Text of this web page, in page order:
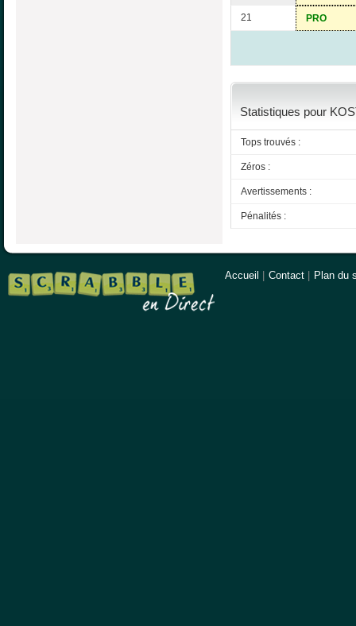
21 PRO
Statistiques pour
Tops trouvés :
Zéros :
Avertissements :
Pénalités :
Accueil Contact Plan du